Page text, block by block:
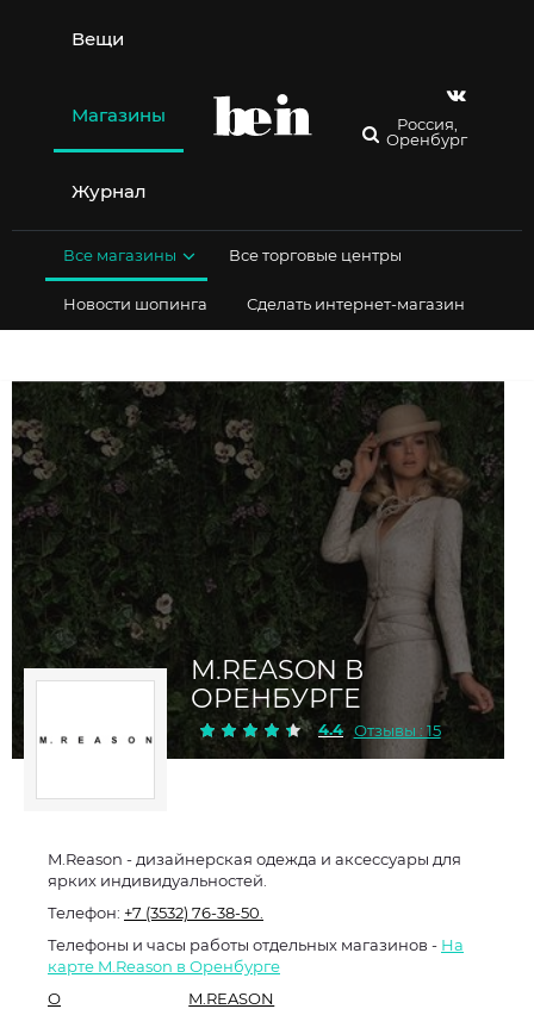
содержимому
Вещи
Магазины
Журнал
Россия,
Оренбург
Все магазины Все торговые центры
Новости шопинга Сделать интернет-магазин
M.REASON В
ОРЕНБУРГЕ
4.4 Отзывы : 15
M.Reason - дизайнерская одежда и аксессуары для
ярких индивидуальностей.
Телефон: +7 (3532) 76-38-50.
Телефоны и часы работы отдельных магазинов - На
карте M.Reason в Оренбурге
О
M.REASON